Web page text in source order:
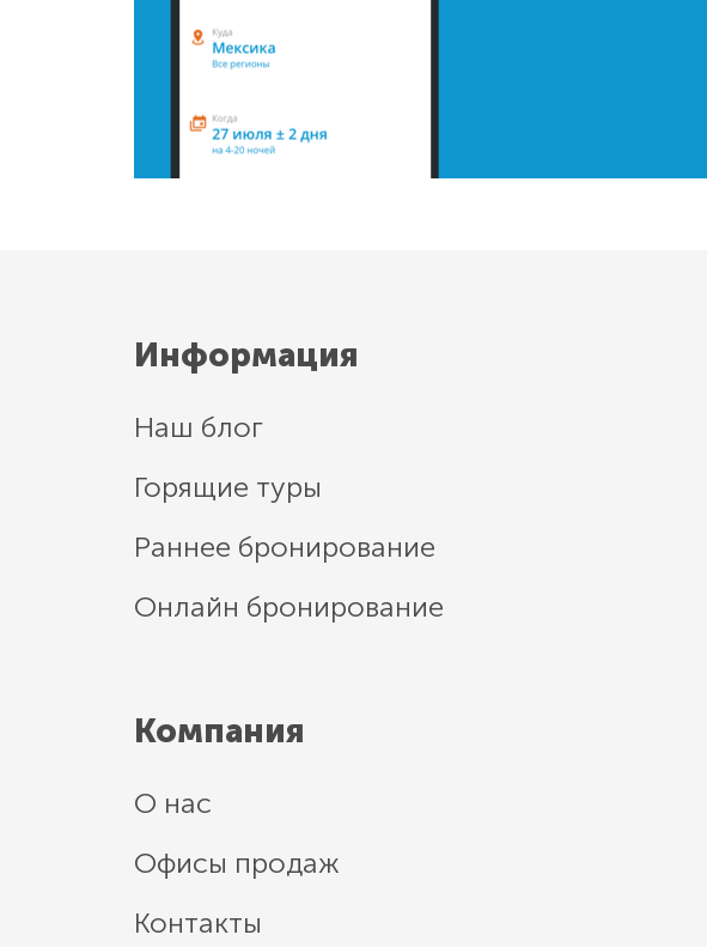
Информация
Наш блог
Горящие туры
Раннее бронирование
Онлайн бронирование
Компания
О нас
Офисы продаж
Контакты